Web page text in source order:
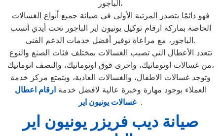
الباجور،
فهو دائمًا يتصدر المرتبة الأولى في صيانة جميع أنواع الغسالات
الخاصة بماركة ارقام توكيل يونيون اير الباجور تحت أيدي أنسب
الباجور، مع مراعاة توفير أفضل خدمات الدعم الفنى.
تتعدد الأعطال التي تصيب الغسالات بمختلف فئات الصنع والنوع
من غسالات اوتوماتيك، واخرى فوق اوتوماتيك، والنصف اتوماتيك،
وتوجد غسالات الاطفال، والغسالات العادية، ويتمتع مركز خدمة
العملاء بوجود مهارة وخبرة عالية لافضل خدمةارقام اعطال
غسالات يونيون اير .
صيانة ديب فريزر يونيون اير